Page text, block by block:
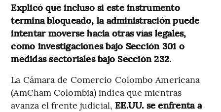
Explicó que incluso si este instrumento
termina bloqueado, la administración puede
intentar moverse hacia otras vías legales,
como investigaciones bajo Sección 301 o
medidas sectoriales bajo Sección 232.
La Cámara de Comercio Colombo Americana
(AmCham Colombia) indica que mientras
avanza el frente judicial, EE.UU. se enfrenta a